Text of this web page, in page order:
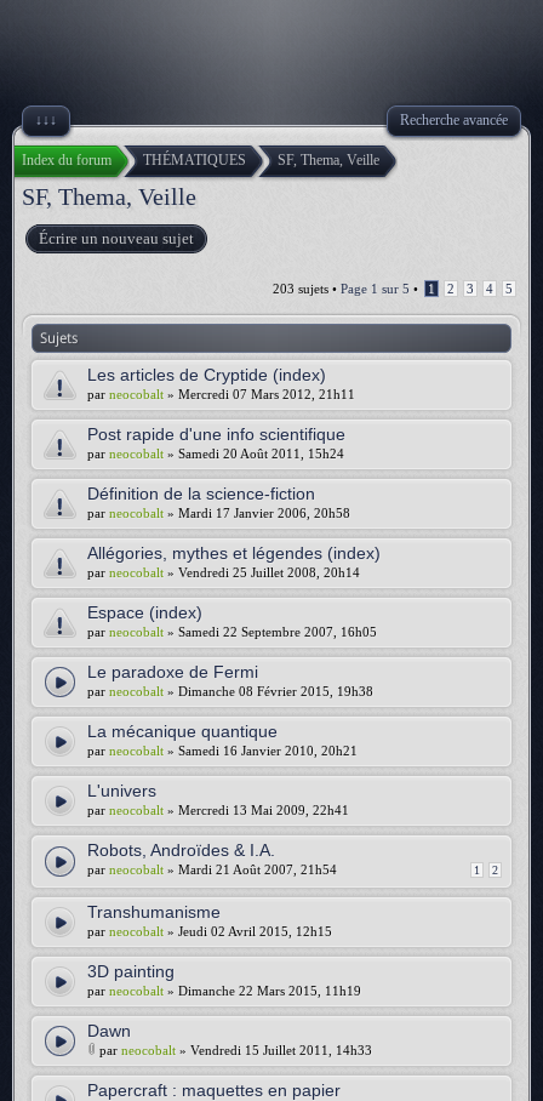
↓↓↓ Recherche avancée
Index du forum THÉMATIQUES SF, Thema, Veille
SF, Thema, Veille
Écrire un nouveau sujet
203 sujets • Page 1 sur 5 • 1 2 3 4 5
Sujets
Les articles de Cryptide (index)
par neocobalt » Mercredi 07 Mars 2012, 21h11
Post rapide d'une info scientifique
par neocobalt » Samedi 20 Août 2011, 15h24
Définition de la science-fiction
par neocobalt » Mardi 17 Janvier 2006, 20h58
Allégories, mythes et légendes (index)
par neocobalt » Vendredi 25 Juillet 2008, 20h14
Espace (index)
par neocobalt » Samedi 22 Septembre 2007, 16h05
Le paradoxe de Fermi
par neocobalt » Dimanche 08 Février 2015, 19h38
La mécanique quantique
par neocobalt » Samedi 16 Janvier 2010, 20h21
L'univers
par neocobalt » Mercredi 13 Mai 2009, 22h41
Robots, Androïdes & I.A.
1 2
par neocobalt » Mardi 21 Août 2007, 21h54
Transhumanisme
par neocobalt » Jeudi 02 Avril 2015, 12h15
3D painting
par neocobalt » Dimanche 22 Mars 2015, 11h19
Dawn
par neocobalt » Vendredi 15 Juillet 2011, 14h33
Papercraft : maquettes en papier